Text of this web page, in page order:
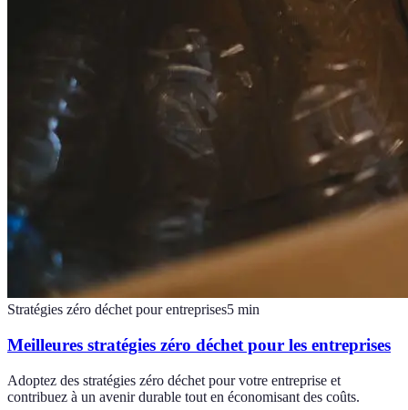
Stratégies zéro déchet pour entreprises5 min
Meilleures stratégies zéro déchet pour les entreprises
Adoptez des stratégies zéro déchet pour votre entreprise et
contribuez à un avenir durable tout en économisant des coûts.